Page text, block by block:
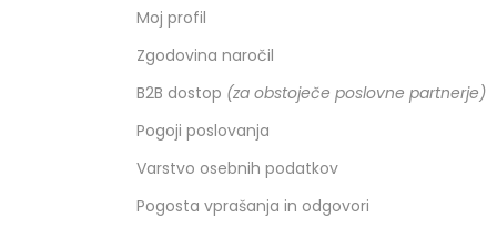
Moj profil
Zgodovina naročil
B2B dostop (za obstoječe poslovne partnerje)
Pogoji poslovanja
Varstvo osebnih podatkov
Pogosta vprašanja in odgovori